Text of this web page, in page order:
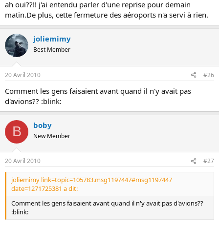
ah oui??!! j'ai entendu parler d'une reprise pour demain
matin.De plus, cette fermeture des aéroports n'a servi à rien.
joliemimy
Best Member
20 Avril 2010 #26
Comment les gens faisaient avant quand il n'y avait pas
d'avions?? :blink:
B boby
New Member
20 Avril 2010 #27
joliemimy link=topic=105783.msg1197447#msg1197447
date=1271725381 a dit:
Comment les gens faisaient avant quand il n'y avait pas d'avions??
:blink: